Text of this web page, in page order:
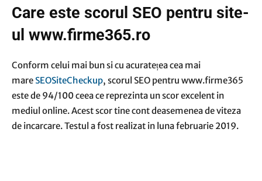
Care este scorul SEO pentru site-
ul www.firme365.ro
Conform celui mai bun si cu acuratețea cea mai
mare SEOSiteCheckup, scorul SEO pentru www.firme365
este de 94/100 ceea ce reprezinta un scor excelent in
mediul online. Acest scor tine cont deasemenea de viteza
de incarcare. Testul a fost realizat in luna februarie 2019.